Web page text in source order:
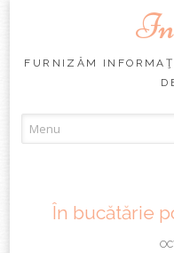
In
FURNIZĂM
În bucătărie